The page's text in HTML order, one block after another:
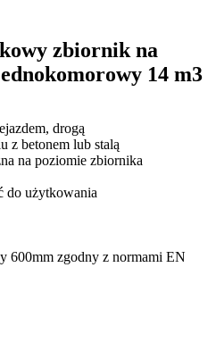
zbiornik na
14 m3
drogą
z betonem lub stalą
na poziomie zbiornika
do użytkowania
600mm zgodny z normami EN